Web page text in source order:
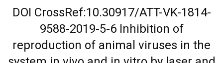
DOI CrossRef:10.30917/ATT-VK-1814-
9588-2019-5-6 Inhibition of
reproduction of animal viruses in the